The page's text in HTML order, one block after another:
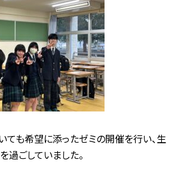
ても希望に添ったゼミの開催を行い、生
ごしていました。